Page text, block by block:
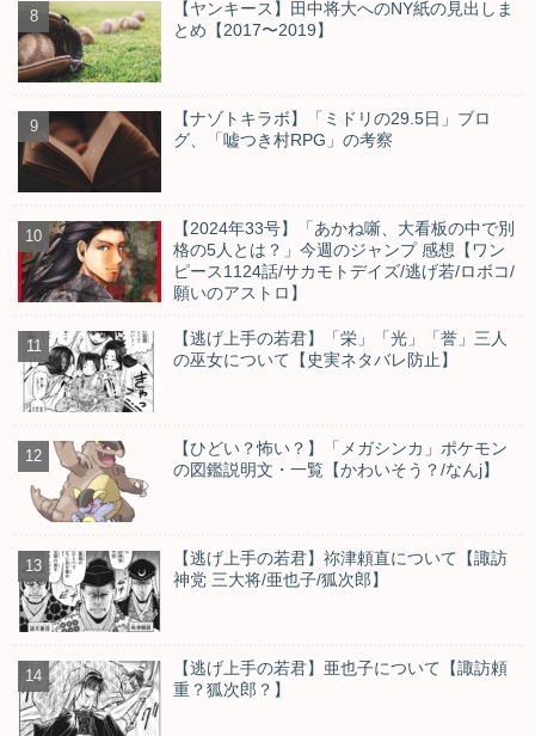
【ヤンキース】田中将大へのNY紙の見出しま
とめ【2017〜2019】
【ナゾトキラボ】「ミドリの29.5日」ブロ
グ、「嘘つき村RPG」の考察
【2024年33号】「あかね噺、大看板の中で別
格の5人とは？」今週のジャンプ 感想【ワン
ピース1124話/サカモトデイズ/逃げ若/ロボコ/
願いのアストロ】
【逃げ上手の若君】「栄」「光」「誉」三人
の巫女について【史実ネタバレ防止】
【ひどい？怖い？】「メガシンカ」ポケモン
の図鑑説明文・一覧【かわいそう？/なんj】
【逃げ上手の若君】祢津頼直について【諏訪
神党 三大将/亜也子/狐次郎】
【逃げ上手の若君】亜也子について【諏訪頼
重？狐次郎？】